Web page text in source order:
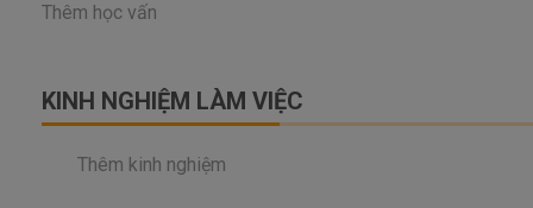
Thêm học vấn
KINH NGHIỆM LÀM VIỆC
Thêm kinh nghiệm